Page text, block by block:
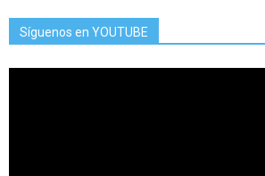
Síguenos en YOUTUBE